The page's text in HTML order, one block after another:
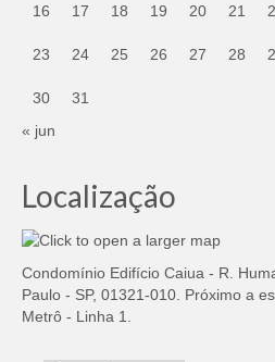
16 17 18 19 20 21
23 24 25 26 27 28
30
31
« jun
Localização
Condomínio Edifício Caiua - R.
Paulo - SP, 01321-010. Próximo a
Metrô - Linha 1.